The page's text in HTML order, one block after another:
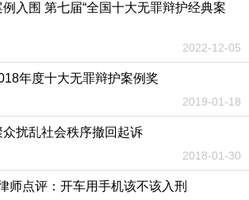
入围 第七届“全国十大无罪辩护经典案
2022-12-05
年度十大无罪辩护案例奖
2019-01-18
扰乱社会秩序撤回起诉
2018-01-30
师点评：开车用手机该不该入刑